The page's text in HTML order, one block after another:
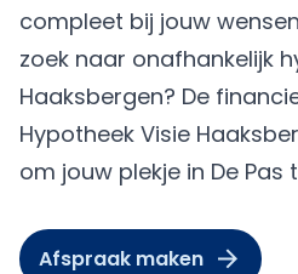
compleet bij jouw
zoek naar onafhankelijk
Haaksbergen? De
Hypotheek Visie
om jouw plekje in De
Afspraak maken